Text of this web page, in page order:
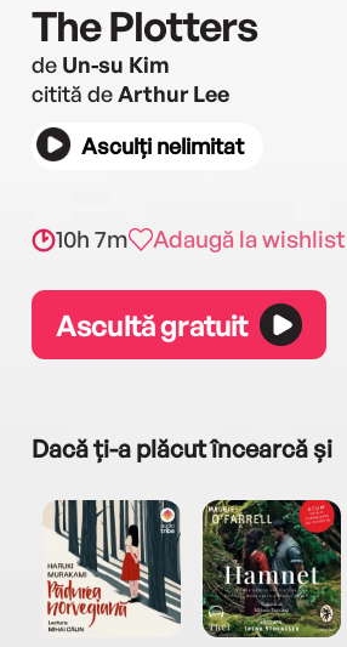
The Plotters
de Un-su Kim
citită deArthur Lee
Asculți nelimitat
10h 7m Adaugă la wishlist
Ascultă gratuit
Dacă ți-a plăcut încearcă și